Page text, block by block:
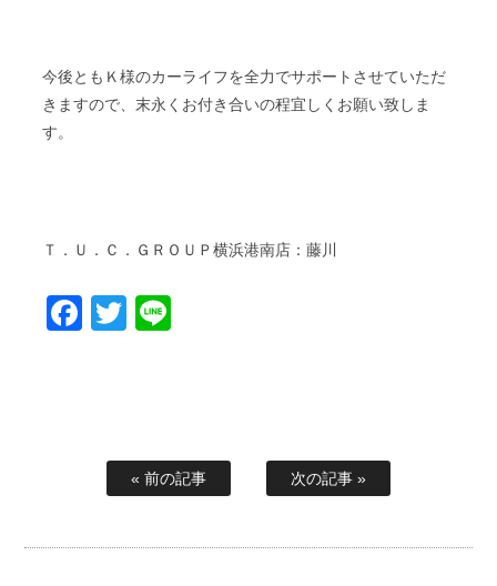
今後ともＫ様のカーライフを全力でサポートさせていただ
きますので、末永くお付き合いの程宜しくお願い致しま
す。
Ｔ．Ｕ．Ｃ．ＧＲＯＵＰ横浜港南店：藤川
Facebook
Twitter
« 前の記事 次の記事 »